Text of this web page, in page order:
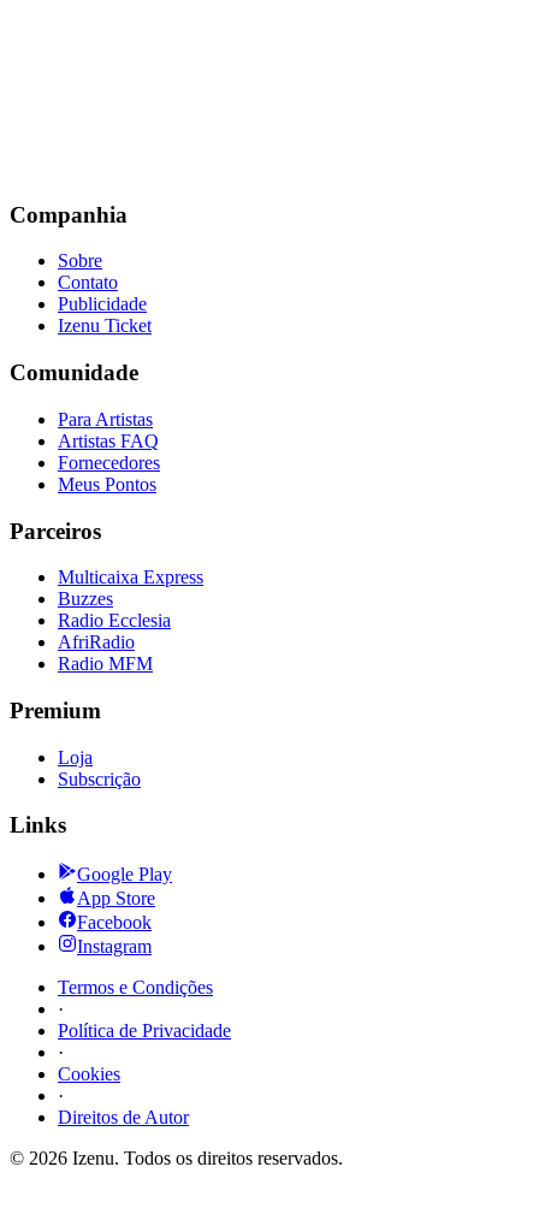
Companhia
Sobre
Contato
Publicidade
Izenu Ticket
Comunidade
Para Artistas
Artistas FAQ
Fornecedores
Meus Pontos
Parceiros
Multicaixa Express
Buzzes
Radio Ecclesia
AfriRadio
Radio MFM
Premium
Loja
Subscrição
Links
Google Play
App Store
Facebook
Instagram
Termos e Condições
·
Política de Privacidade
·
Cookies
·
Direitos de Autor
© 2026 Izenu. Todos os direitos reservados.